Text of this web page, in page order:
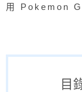
用 Pokemon
目